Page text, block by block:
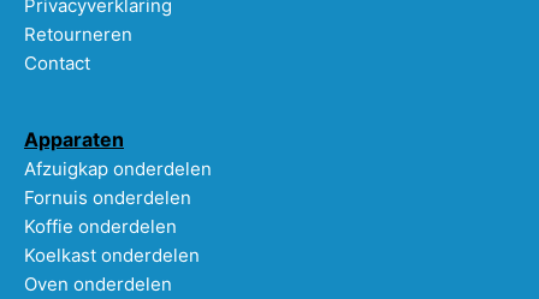
Privacyverklaring
Retourneren
Contact
Apparaten
Afzuigkap onderdelen
Fornuis onderdelen
Koffie onderdelen
Koelkast onderdelen
Oven onderdelen